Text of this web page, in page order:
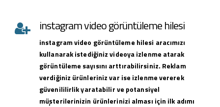
instagram video görüntüleme hilesi
instagramvideo görüntüleme hilesi aracımızı
kullanarak istediğiniz videoya izlenme atarak
görüntüleme sayısını arttırabilirsiniz. Reklam
verdiğiniz ürünleriniz var ise izlenme vererek
güvenililirlik yaratabilir ve potansiyel
müşterilerinizin ürünlerinizi alması için ilk adımı